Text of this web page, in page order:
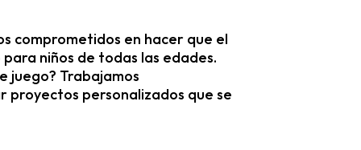
comprometidos en hacer que el
niños de todas las edades.
juego? Trabajamos
personalizados que se